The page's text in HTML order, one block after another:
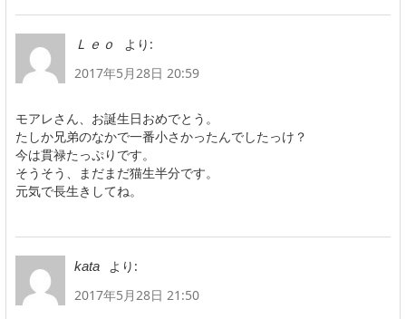
Ｌｅｏ
より:
2017年5月28日 20:59
モアレさん、お誕生日おめでとう。
たしか兄弟のなかで一番小さかったんでしたっけ？
今は貫禄たっぷりです。
そうそう、まだまだ猫生半分です。
元気で長生きしてね。
kata
より:
2017年5月28日 21:50